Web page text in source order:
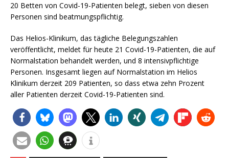
20 Betten von Covid-19-Patienten belegt, sieben von diesen
Personen sind beatmungspflichtig.
Das Helios-Klinikum, das tägliche Belegungszahlen
veröffentlicht, meldet für heute 21 Covid-19-Patienten, die auf
Normalstation behandelt werden, und 8 intensivpflichtige
Personen. Insgesamt liegen auf Normalstation im Helios
Klinikum derzeit 209 Patienten, so dass etwa zehn Prozent
aller Patienten derzeit Covid-19-Patienten sind.